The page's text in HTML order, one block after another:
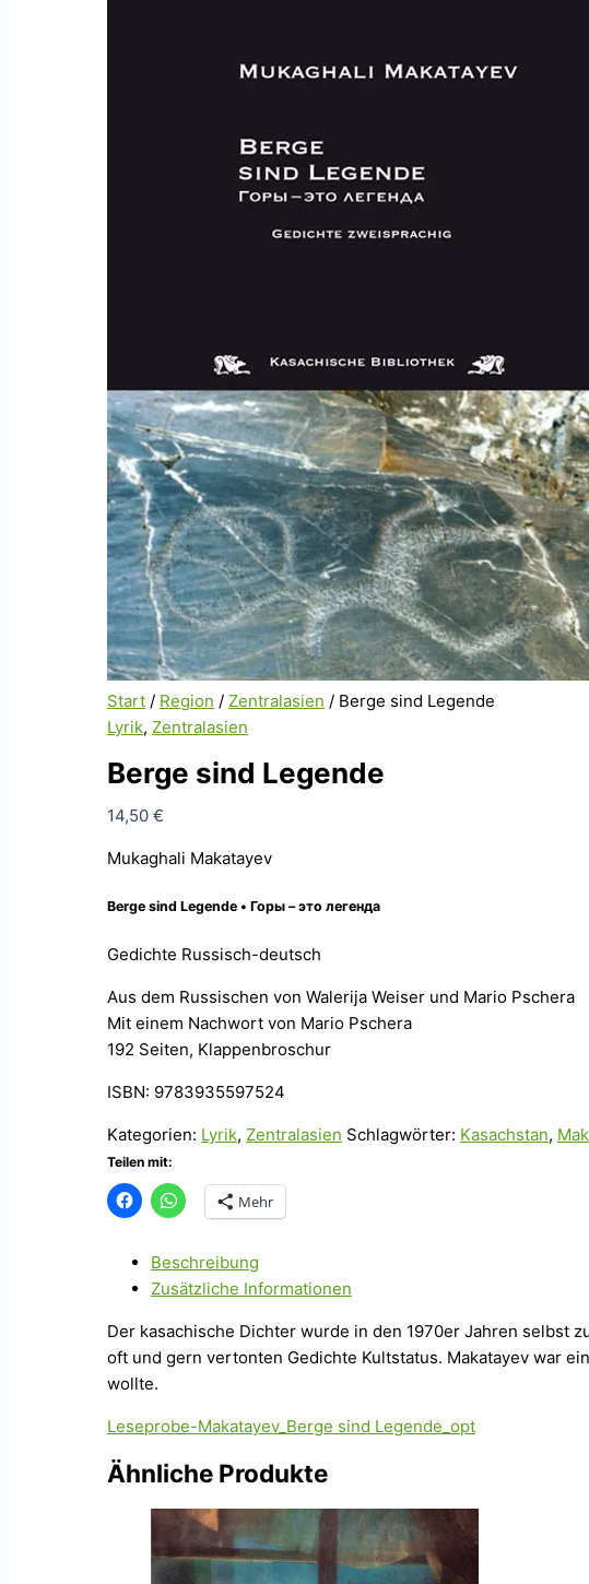
Start / Region / Zentralasien / Berge sind Legende
Lyrik, Zentralasien
Berge sind Legende
14,50 €
Mukaghali Makatayev
Berge sind Legende • Горы – это легенда
Gedichte Russisch-deutsch
Aus dem Russischen von Walerija Weiser und Mario Pschera
Mit einem Nachwort von Mario Pschera
192 Seiten, Klappenbroschur
ISBN: 9783935597524
Kategorien: Lyrik, Zentralasien Schlagwörter: Kasachstan,
Teilen mit:
Mehr
Beschreibung
Zusätzliche Informationen
Der kasachische Dichter wurde in den 1970er Jahren selbst
oft und gern vertonten Gedichte Kultstatus. Makatayev war
wollte.
Leseprobe-Makatayev_Berge sind Legende_opt
Ähnliche Produkte